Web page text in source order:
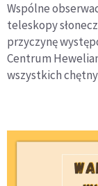
Wspólne
teleskopy
przyczynę
Centrum
wszystkich